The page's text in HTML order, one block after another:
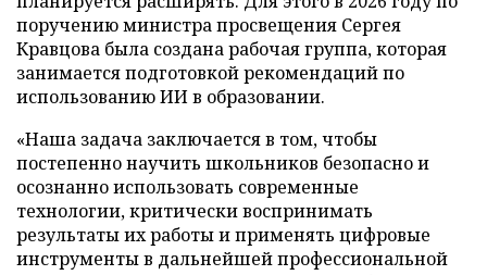
поручению министра просвещения Сергея
Кравцова была создана рабочая группа, которая
занимается подготовкой рекомендаций по
использованию ИИ в образовании.
«Наша задача заключается в том, чтобы
постепенно научить школьников безопасно и
осознанно использовать современные
технологии, критически воспринимать
результаты их работы и применять цифровые
инструменты в дальнейшей профессиональной